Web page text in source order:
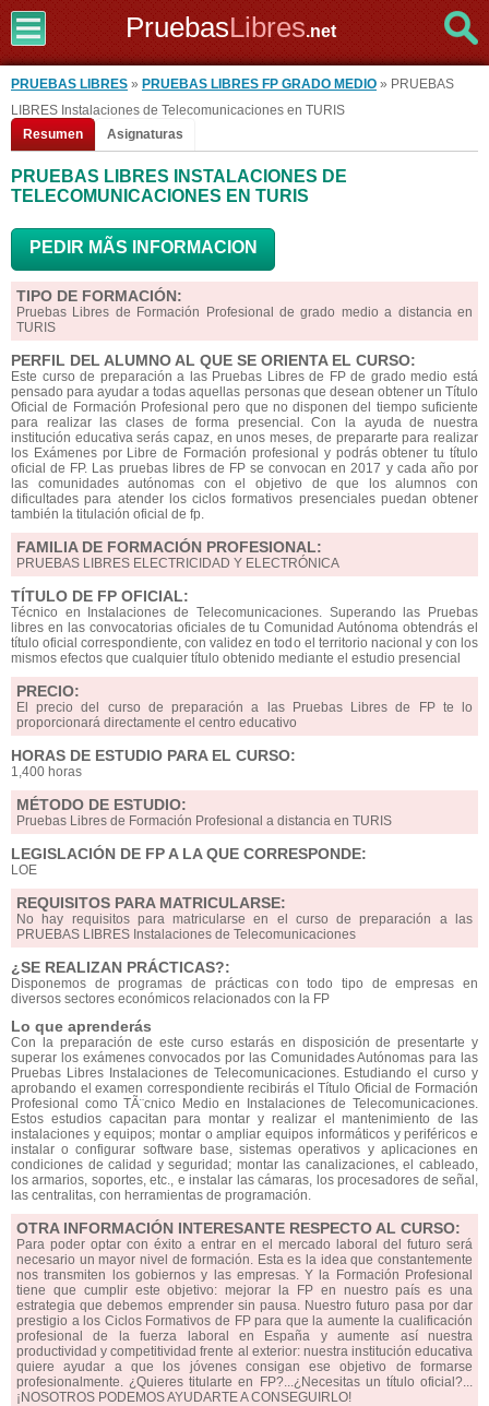
PruebasLibres.net
PRUEBAS LIBRES » PRUEBAS LIBRES FP GRADO MEDIO » PRUEBAS
LIBRES Instalaciones de Telecomunicaciones en TURIS
Resumen
Asignaturas
PRUEBAS LIBRES INSTALACIONES DE
TELECOMUNICACIONES EN TURIS
PEDIR MÃS INFORMACION
TIPO DE FORMACIÓN:
Pruebas Libres de Formación Profesional de grado medio a distancia en
TURIS
PERFIL DEL ALUMNO AL QUE SE ORIENTA EL CURSO:
Este curso de preparación a las Pruebas Libres de FP de grado medio está
pensado para ayudar a todas aquellas personas que desean obtener un Título
Oficial de Formación Profesional pero que no disponen del tiempo suficiente
para realizar las clases de forma presencial. Con la ayuda de nuestra
institución educativa serás capaz, en unos meses, de prepararte para realizar
los Exámenes por Libre de Formación profesional y podrás obtener tu título
oficial de FP. Las pruebas libres de FP se convocan en 2017 y cada año por
las comunidades autónomas con el objetivo de que los alumnos con
dificultades para atender los ciclos formativos presenciales puedan obtener
también la titulación oficial de fp.
FAMILIA DE FORMACIÓN PROFESIONAL:
PRUEBAS LIBRES ELECTRICIDAD Y ELECTRÓNICA
TÍTULO DE FP OFICIAL:
Técnico en Instalaciones de Telecomunicaciones. Superando las Pruebas
libres en las convocatorias oficiales de tu Comunidad Autónoma obtendrás el
título oficial correspondiente, con validez en todo el territorio nacional y con los
mismos efectos que cualquier título obtenido mediante el estudio presencial
PRECIO:
El precio del curso de preparación a las Pruebas Libres de FP te lo
proporcionará directamente el centro educativo
HORAS DE ESTUDIO PARA EL CURSO:
1,400 horas
MÉTODO DE ESTUDIO:
Pruebas Libres de Formación Profesional a distancia en TURIS
LEGISLACIÓN DE FP A LA QUE CORRESPONDE:
LOE
REQUISITOS PARA MATRICULARSE:
No hay requisitos para matricularse en el curso de preparación a las
PRUEBAS LIBRES Instalaciones de Telecomunicaciones
¿SE REALIZAN PRÁCTICAS?:
Disponemos de programas de prácticas con todo tipo de empresas en
diversos sectores económicos relacionados con la FP
Lo que aprenderás
Con la preparación de este curso estarás en disposición de presentarte y
superar los exámenes convocados por las Comunidades Autónomas para las
Pruebas Libres Instalaciones de Telecomunicaciones. Estudiando el curso y
aprobando el examen correspondiente recibirás el Título Oficial de Formación
Profesional como TÃ¨cnico Medio en Instalaciones de Telecomunicaciones.
Estos estudios capacitan para montar y realizar el mantenimiento de las
instalaciones y equipos; montar o ampliar equipos informáticos y periféricos e
instalar o configurar software base, sistemas operativos y aplicaciones en
condiciones de calidad y seguridad; montar las canalizaciones, el cableado,
los armarios, soportes, etc., e instalar las cámaras, los procesadores de señal,
las centralitas, con herramientas de programación.
OTRA INFORMACIÓN INTERESANTE RESPECTO AL CURSO:
Para poder optar con éxito a entrar en el mercado laboral del futuro será
necesario un mayor nivel de formación. Esta es la idea que constantemente
nos transmiten los gobiernos y las empresas. Y la Formación Profesional
tiene que cumplir este objetivo: mejorar la FP en nuestro país es una
estrategia que debemos emprender sin pausa. Nuestro futuro pasa por dar
prestigio a los Ciclos Formativos de FP para que la aumente la cualificación
profesional de la fuerza laboral en España y aumente así nuestra
productividad y competitividad frente al exterior: nuestra institución educativa
quiere ayudar a que los jóvenes consigan ese objetivo de formarse
profesionalmente. ¿Quieres titularte en FP?...¿Necesitas un título oficial?...
¡NOSOTROS PODEMOS AYUDARTE A CONSEGUIRLO!